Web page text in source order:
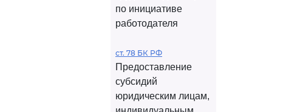
по инициативе
работодателя
ст. 78 БК РФ
Предоставление
субсидий
юридическим лицам,